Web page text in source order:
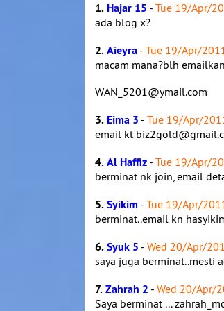
1. Hajar 15 - Tue 19/Apr/
ada blog x?
2.Aieyra - Tue 19/Apr/
macam mana?blh
WAN_5201@ymail.com
3. Eima 3 - Tue 19/Apr/
email kt
4.Al Haffiz - Tue 19/Apr/
berminat nk join, email
5.Syikim - Tue 19/Apr/
berminat..email kn
6.Syuk 5 - Wed 20/Apr/
saya juga berminat..mesti
7.Zahrah 2 - Wed 20/Apr/
Saya berminat ...